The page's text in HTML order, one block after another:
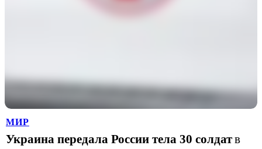
МИР
Украина передала России тела 30 солдатв